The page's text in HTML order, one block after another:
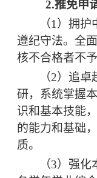
2.推免申
（1）拥护
遵纪守法。全
核不合格者不
（2）追卓
研，系统掌握
识和基本技能
的能力和基础
质。
（3）强化